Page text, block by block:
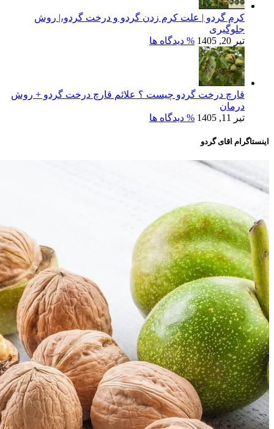
کرم گردو | علت کرم زدن گردو و درخت گردو،| روش
جلوگیری
تیر 20, 1405
% دیدگاه ها
قارچ درخت گردو چیست ؟ علائم قارچ درخت گردو + روش
درمان
تیر 11, 1405
% دیدگاه ها
اینستاگرام اقای گردو